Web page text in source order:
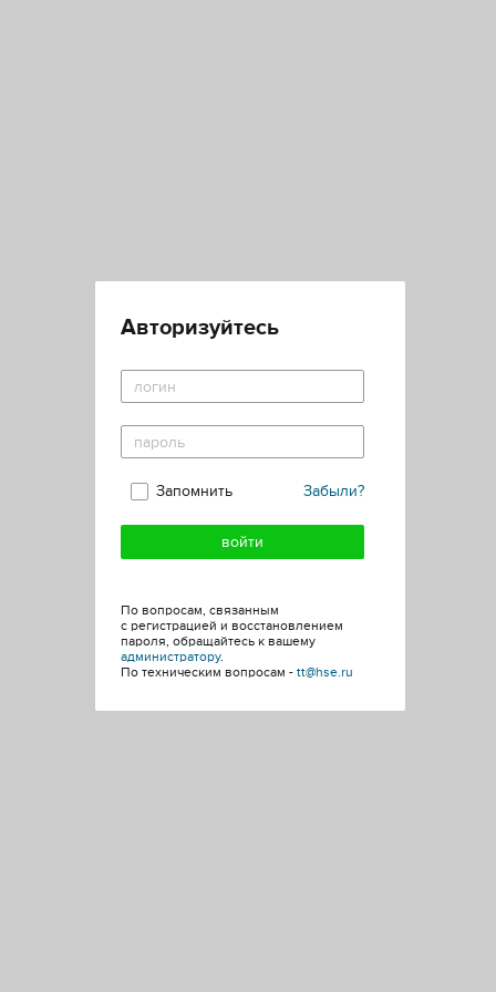
Авторизуйтесь
Забыли?
Запомнить
По вопросам, связанным
с регистрацией и восстановлением
пароля, обращайтесь к вашему
администратору.
По техническим вопросам - tt@hse.ru